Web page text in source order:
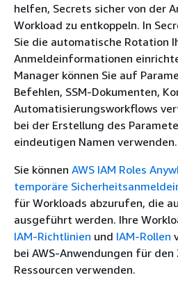
helfen, Secrets sicher von der
Workload zu entkoppeln. In
Sie die automatische Rotation
Anmeldeinformationen
Manager können Sie auf
Befehlen, SSM-Dokumenten,
Automatisierungsworkflows
bei der Erstellung des
eindeutigen Namen verwenden.
Sie können AWS IAM Roles
temporäre
für Workloads abzurufen, die
ausgeführt werden. Ihre
IAM-Richtlinien und IAM-Rollen
bei AWS-Anwendungen für
Ressourcen verwenden.